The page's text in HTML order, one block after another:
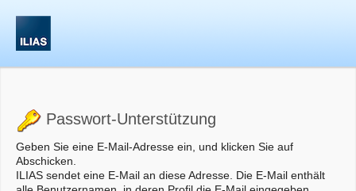
Passwort-Unterstützung
Geben Sie eine E-Mail-Adresse ein, und klicken Sie auf
Abschicken.
ILIAS sendet eine E-Mail an diese Adresse. Die E-Mail enthält